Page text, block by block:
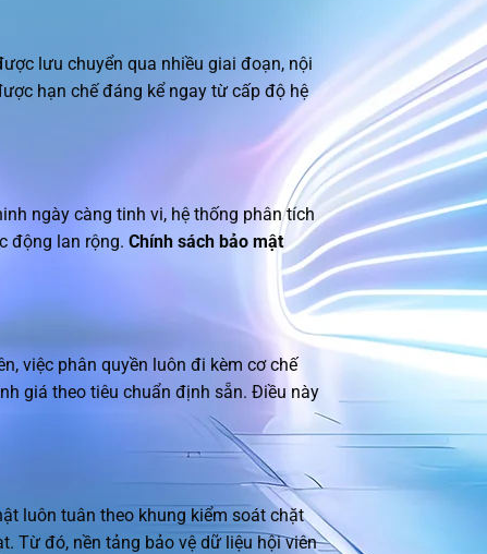
lưu chuyển qua nhiều giai đoạn, nội
hạn chế đáng kể ngay từ cấp độ hệ
ngày càng tinh vi, hệ thống phân tích
động lan rộng. Chính sách bảo mật
việc phân quyền luôn đi kèm cơ chế
giá theo tiêu chuẩn định sẵn. Điều này
luôn tuân theo khung kiểm soát chặt
Từ đó, nền tảng bảo vệ dữ liệu hội viên